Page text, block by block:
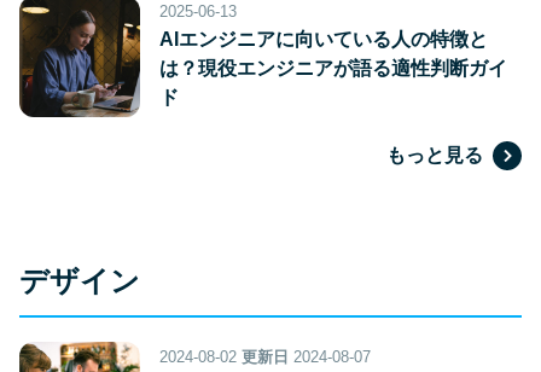
2025-06-13
AIエンジニアに向いている人の特徴と
は？現役エンジニアが語る適性判断ガイ
ド
もっと見る
デザイン
2024-08-02 更新日 2024-08-07